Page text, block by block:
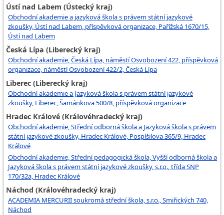
Ústí nad Labem (Ústecký kraj)
Obchodní akademie a jazyková škola s právem státní jazykové
zkoušky, Ústí nad Labem, příspěvková organizace, Pařížská 1670/15,
Ústí nad Labem
Česká Lípa (Liberecký kraj)
Obchodní akademie, Česká Lípa, náměstí Osvobození 422, příspěvková
organizace, náměstí Osvobození 422/2, Česká Lípa
Liberec (Liberecký kraj)
Obchodní akademie a Jazyková škola s právem státní jazykové
zkoušky, Liberec, Šamánkova 500/8, příspěvková organizace
Hradec Králové (Královéhradecký kraj)
Obchodní akademie, Střední odborná škola a Jazyková škola s právem
státní jazykové zkoušky, Hradec Králové, Pospíšilova 365/9, Hradec
Králové
Obchodní akademie, Střední pedagogická škola, Vyšší odborná škola a
Jazyková škola s právem státní jazykové zkoušky, s.r.o., třída SNP
170/32a, Hradec Králové
Náchod (Královéhradecký kraj)
ACADEMIA MERCURII soukromá střední škola, s.r.o., Smiřických 740,
Náchod